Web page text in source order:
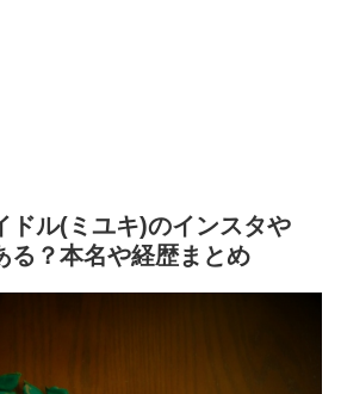
ドル(ミユキ)のインスタや
る？本名や経歴まとめ